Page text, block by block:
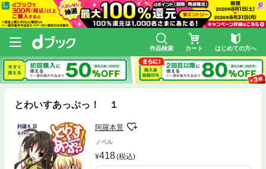
作品検索 カート はじめての方へ
とわいすあっぷっ！ １
阿羅本景
ノベル
418(税込)